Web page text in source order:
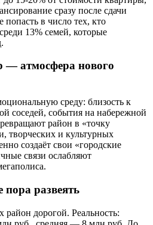
сразу после сдачи
попасть в число тех, кто
13% семей, которые
— атмосфера нового
среду: близость к
соседей, события на набережной
район в «точку
творческих и культурных
создаёт свои «городские
связи ослабляют
развеять
дорогой. Реальность: